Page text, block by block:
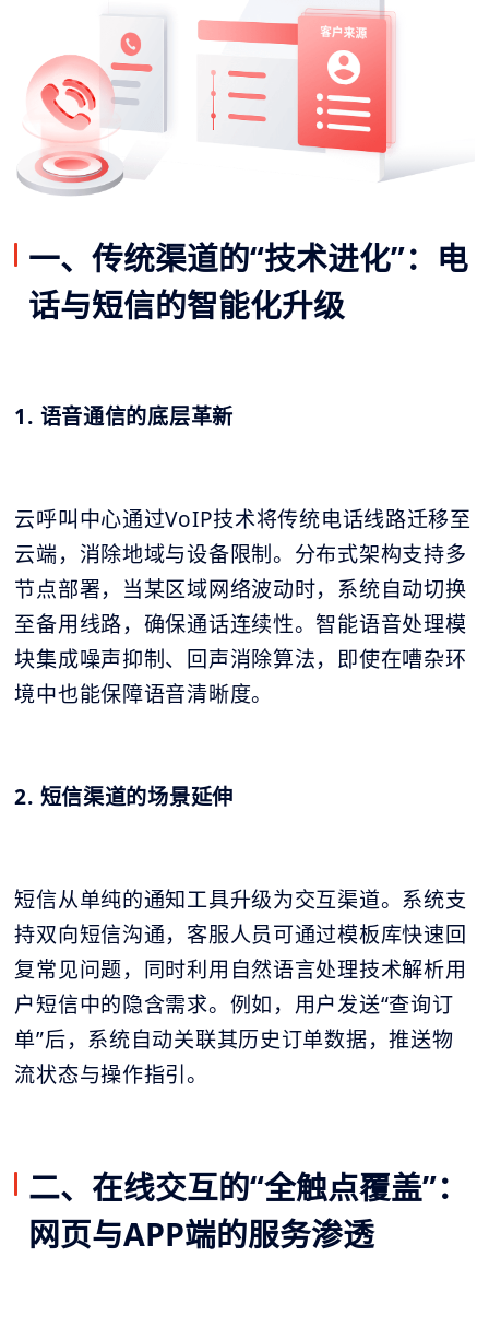
一、传统渠道的“技术进化”：电
话与短信的智能化升级
1. 语音通信的底层革新
云呼叫中心通过VoIP技术将传统电话线路迁移至
云端，消除地域与设备限制。分布式架构支持多
节点部署，当某区域网络波动时，系统自动切换
至备用线路，确保通话连续性。智能语音处理模
块集成噪声抑制、回声消除算法，即使在嘈杂环
境中也能保障语音清晰度。
2. 短信渠道的场景延伸
短信从单纯的通知工具升级为交互渠道。系统支
持双向短信沟通，客服人员可通过模板库快速回
复常见问题，同时利用自然语言处理技术解析用
户短信中的隐含需求。例如，用户发送“查询订
单”后，系统自动关联其历史订单数据，推送物
流状态与操作指引。
二、在线交互的“全触点覆盖”：
网页与APP端的服务渗透